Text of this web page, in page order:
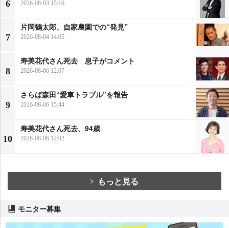
6 2026-08-03 15:16
7
片岡鶴太郎、自家農園での“発見”
2026-08-04 14:05
8
寿美花代さん死去 息子がコメント
2026-08-06 12:07
9
さらば森田“愛車トラブル”を報告
2026-08-06 15:44
10
寿美花代さん死去、94歳
2026-08-06 12:02
もっと見る
モニター募集